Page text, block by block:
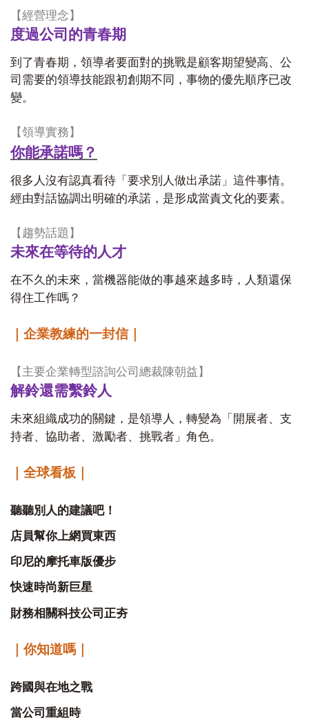
【經營理念 】
度過公司的青春期
到了青春期，領導者要面對的挑戰是顧客期望變高、公
司需要的領導技能跟初創期不同，事物的優先順序已改
變。
【領導實務 】
你能承諾嗎？
很多人沒有認真看待「要求別人做出承諾」這件事情。
經由對話協調出明確的承諾，是形成當責文化的要素。
【 趨勢話題 】
未來在等待的人才
在不久的未來，當機器能做的事越來越多時，人類還保
得住工作嗎？
｜企業教練的一封信｜
【 主要企業轉型諮詢公司總裁陳朝益 】
解鈴還需繫鈴人
未來組織成功的關鍵，是領導人，轉變為「開展者、支
持者、協助者、激勵者、挑戰者」角色。
｜全球看板｜
聽聽別人的建議吧！
店員幫你上網買東西
印尼的摩托車版優步
快速時尚新巨星
財務相關科技公司正夯
｜你知道嗎｜
跨國與在地之戰
當公司重組時